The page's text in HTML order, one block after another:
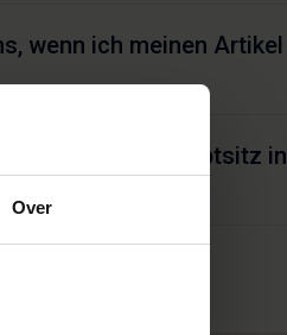
Over
wenn ich meinen Artikel
bei Ihrem Hauptsitz in